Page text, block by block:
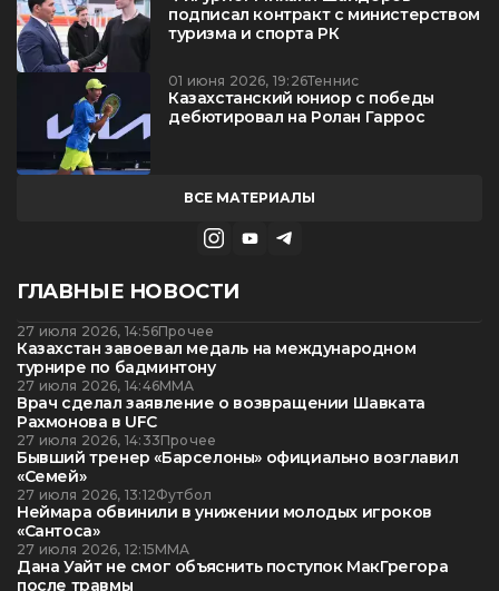
подписал контракт с министерством
туризма и спорта РК
01 июня 2026, 19:26Теннис
Казахстанский юниор с победы
дебютировал на Ролан Гаррос
ВСЕ МАТЕРИАЛЫ
ГЛАВНЫЕ НОВОСТИ
27 июля 2026, 14:56Прочее
Казахстан завоевал медаль на международном
турнире по бадминтону
27 июля 2026, 14:46ММА
Врач сделал заявление о возвращении Шавката
Рахмонова в UFC
27 июля 2026, 14:33Прочее
Бывший тренер «Барселоны» официально возглавил
«Семей»
27 июля 2026, 13:12Футбол
Неймара обвинили в унижении молодых игроков
«Сантоса»
27 июля 2026, 12:15ММА
Дана Уайт не смог объяснить поступок МакГрегора
после травмы